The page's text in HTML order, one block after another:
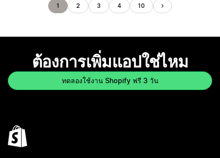
1 2 3 4 10
ต้องการเพิ่มแอปใช่ไหม
ทดลองใช้งาน Shopify ฟรี 3 วัน